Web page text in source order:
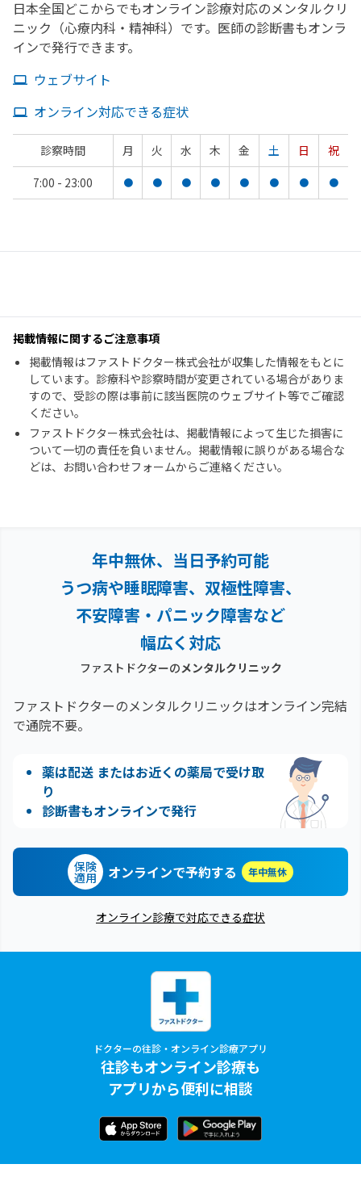
日本全国どこからでもオンライン診療対応のメンタルクリ
ニック（心療内科・精神科）です。医師の診断書もオンラ
インで発行できます。
ウェブサイト
オンライン対応できる症状
診察時間 月 火 水 木 金 土 日
祝
7:00 - 23:00
● ● ● ● ● ● ● ●
掲載情報に関するご注意事項
掲載情報はファストドクター株式会社が収集した情報をもとに
しています。診療科や診察時間が変更されている場合がありま
すので、受診の際は事前に該当医院のウェブサイト等でご確認
ください。
ファストドクター株式会社は、掲載情報によって生じた損害に
ついて一切の責任を負いません。掲載情報に誤りがある場合な
どは、お問い合わせフォームからご連絡ください。
年中無休、当日予約可能
うつ病や睡眠障害、双極性障害、
不安障害・パニック障害など
幅広く対応
ファストドクターのメンタルクリニック
ファストドクターのメンタルクリニックはオンライン完結
で通院不要。
薬は配送 またはお近くの薬局で受け取
り
診断書もオンラインで発行
保険
適用 オンラインで予約する 年中無休
オンライン診療で対応できる症状
ドクターの往診・オンライン診療アプリ
往診もオンライン診療も
アプリから便利に相談